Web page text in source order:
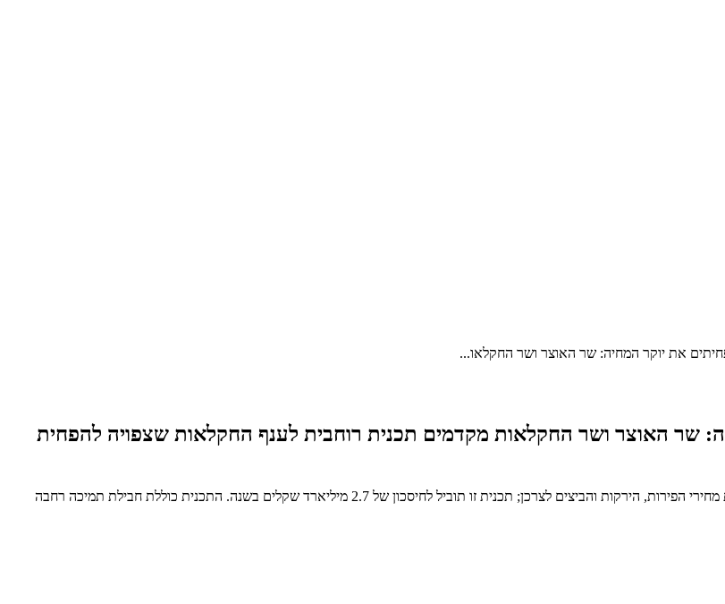
את יוקר המחיה: שר האוצר ושר החקלאו...
שר האוצר ושר החקלאות מקדמים תכנית רוחבית לענף החקלאות שצפויה להפחית
התכנית צפויה להגביר את התחרות בענף החקלאות, להגדיל את מגוון המוצרים ולהוזיל את מחירי הפירות, הירקות והביצים לצרכן; תכנית זו תוביל לחיסכון של 2.7 מיליארד שקלים בשנה. התכנית כוללת חבילת תמיכה רחבה